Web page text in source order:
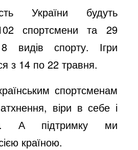
України будуть
спортсмени та 29
видів спорту. Ігри
з 14 по 22 травня.
спортсменам
віри в себе і
А підтримку ми
країною.